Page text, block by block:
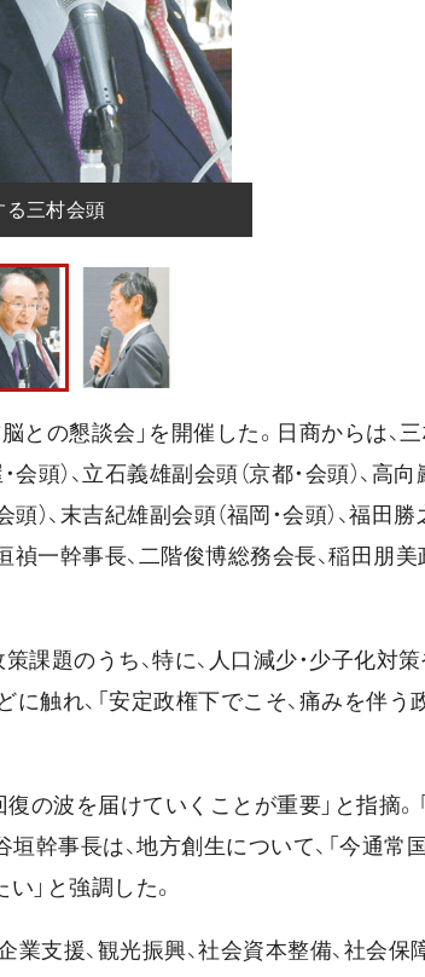
る三村会頭
との懇談会」を開催した。日商からは、
頭）、立石義雄副会頭（京都・会頭）、高向
）、末吉紀雄副会頭（福岡・会頭）、福田勝
禎一幹事長、二階俊博総務会長、稲田朋
題のうち、特に、人口減少・少子化対
触れ、「安定政権下でこそ、痛みを伴
の波を届けていくことが重要」と指摘。
幹事長は、地方創生について、「今通
」と強調した。
業支援、観光振興、社会資本整備、社会保